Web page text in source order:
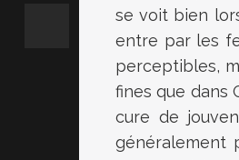
se voit bien
entre par les
perceptibles,
fines que dans
cure de
généralement